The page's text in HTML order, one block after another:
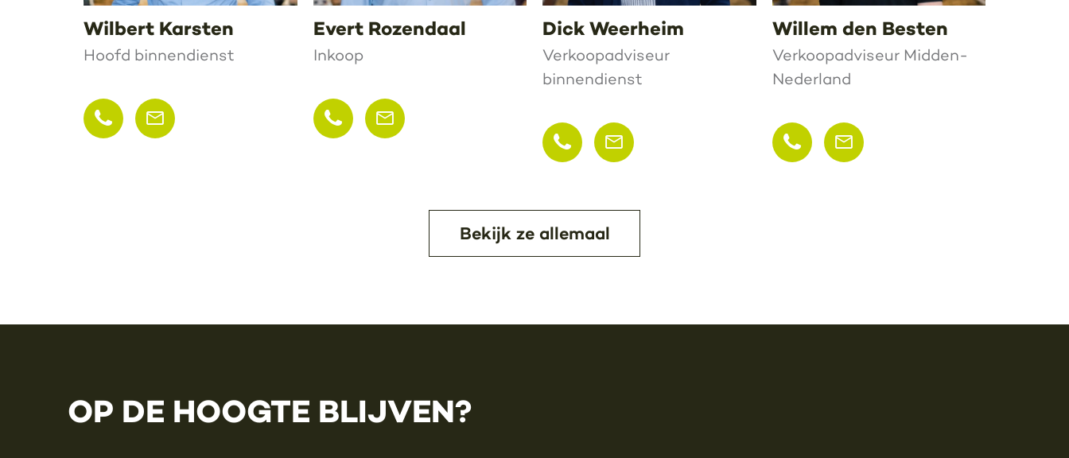
Wilbert Karsten
Hoofd binnendienst
Evert Rozendaal
Inkoop
Dick Weerheim
Verkoopadviseur
binnendienst
Willem den Besten
Verkoopadviseur Midden-
Nederland
Bekijk ze allemaal
OP DE HOOGTE BLIJVEN?